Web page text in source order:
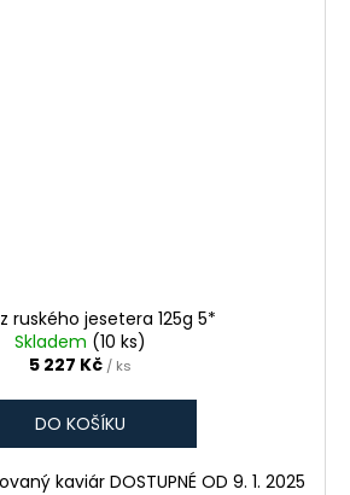
ruského jesetera 125g 5*
Skladem (10 ks)
5 227 Kč / ks
DO KOŠÍKU
kaviár DOSTUPNÉ OD 9. 1. 2025